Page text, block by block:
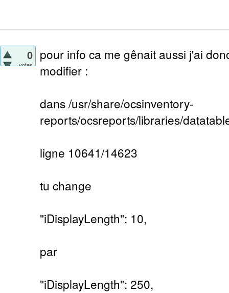
0
votes
pour info ca me gênait aussi j'ai
modifier :
dans /usr/share/ocsinventory-
reports/ocsreports/libraries/
ligne 10641/14623
tu change
"iDisplayLength": 10,
par
"iDisplayLength": 250,